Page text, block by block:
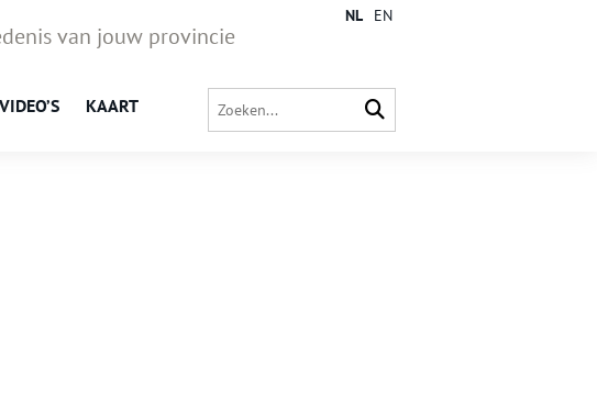
van jouw provincie
VIDEO’S KAART
NL EN